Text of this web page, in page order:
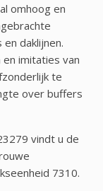
omhoog en
daklijnen.
imitaties van
te
over buffers
vindt u de
7310.